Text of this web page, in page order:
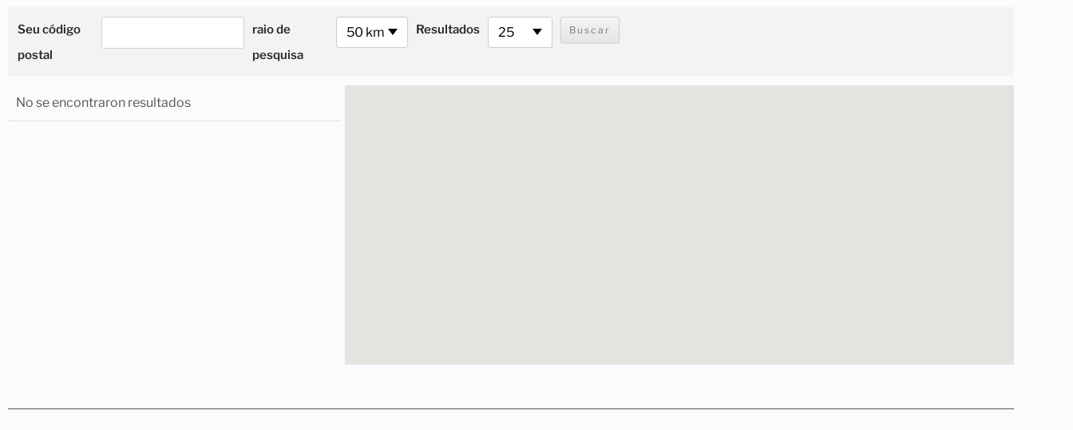
Seu código
postal
raio de
pesquisa
50 km Resultados 25
No se encontraron resultados